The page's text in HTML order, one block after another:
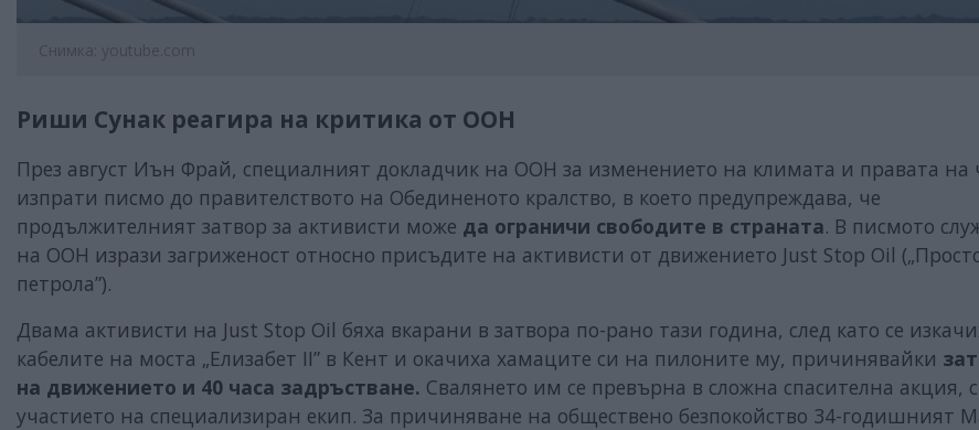
Снимка: youtube.com
Риши Сунак реагира на критика от ООН
През август Иън Фрай, специалният докладчик на ООН за изменението на климата и правата на
изпрати писмо до правителството на Обединеното кралство, в което предупреждава, че
продължителният затвор за активисти може да ограничи свободите в страната. В писмото
на ООН изрази загриженост относно присъдите на активисти от движението Just Stop Oil
петрола”).
Двама активисти на Just Stop Oil бяха вкарани в затвора по-рано тази година, след като се
кабелите на моста „Елизабет II” в Кент и окачиха хамаците си на пилоните му, причинявайки
на движението и 40 часа задръстване. Свалянето им се превърна в сложна спасителна акция, с
участието на специализиран екип. За причиняване на обществено безпокойство 34-годишният